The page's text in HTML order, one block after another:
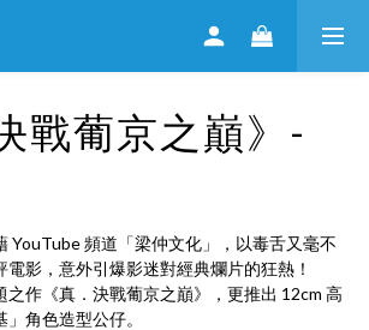
戰葡京之巔》-
YouTube 頻道「梁仲文化」，以毒舌又毫不
電影，意外引爆影迷對經典爛片的狂熱！
之作《真．決戰葡京之巔》，更推出 12cm 高
角色造型公仔。